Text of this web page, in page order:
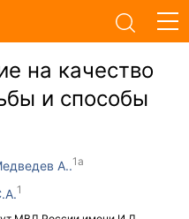
на качество
и способы
А..